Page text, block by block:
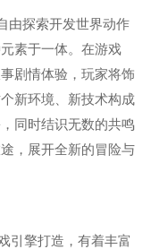
由探索开发世界动作
素于一体。在游戏
剧情体验，玩家将饰
新环境、新技术构成
同时结识无数的共鸣
，展开全新的冒险与
引擎打造，有着丰富